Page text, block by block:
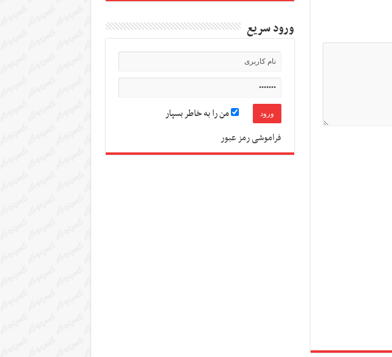
ورود سریع
من را به خاطر بسپار
فراموشی رمز عبور